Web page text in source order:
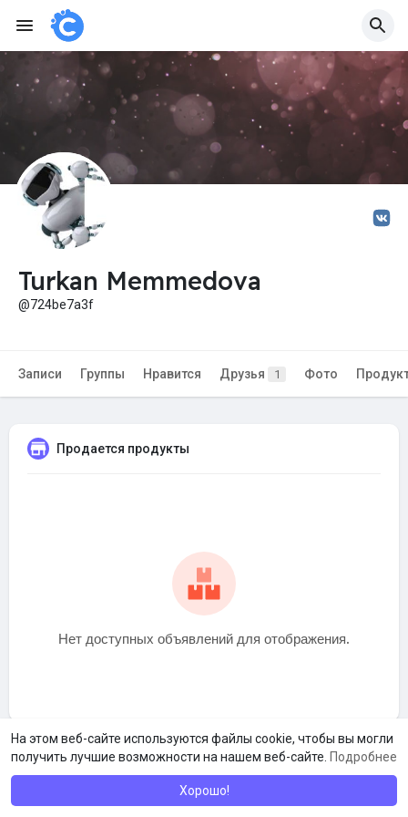
На этом веб-сайте используются файлы cookie, чтобы вы могли
получить лучшие возможности на нашем веб-сайте. Подробнее
Хорошо!
Turkan Memmedova
@724be7a3f
Записи Группы Нравится Друзья 1 Фото
Продается продукты
Нет доступных объявлений для отображения.